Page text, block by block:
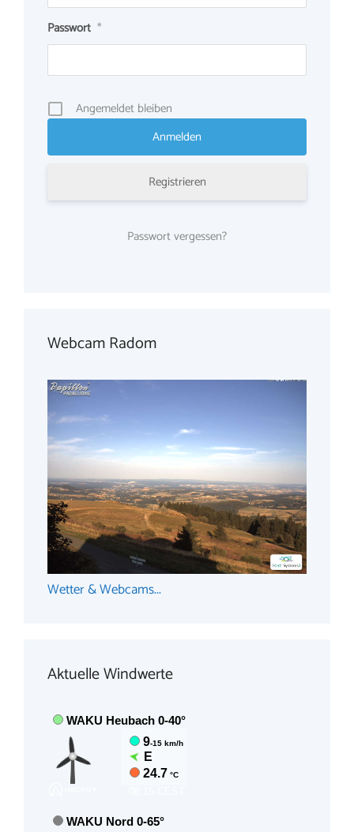
Passwort *
Angemeldet bleiben
Registrieren
Passwort vergessen?
Webcam Radom
Wetter & Webcams...
Aktuelle Windwerte